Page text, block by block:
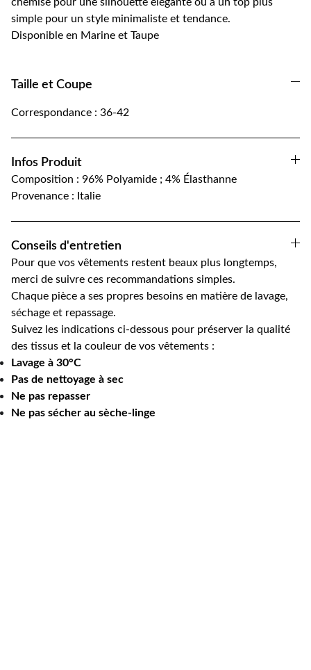
simple pour un style minimaliste et tendance.
Disponible en Marine et Taupe
Taille et Coupe
Correspondance : 36-42
Infos Produit
Composition : 96% Polyamide ; 4% Élasthanne
Provenance : Italie
Conseils d'entretien
Pour que vos vêtements restent beaux plus longtemps,
merci de suivre ces recommandations simples.
Chaque pièce a ses propres besoins en matière de lavage,
séchage et repassage.
Suivez les indications ci-dessous pour préserver la qualité
des tissus et la couleur de vos vêtements :
Lavage à 30°C
Pas de nettoyage à sec
Ne pas repasser
Ne pas sécher au sèche-linge